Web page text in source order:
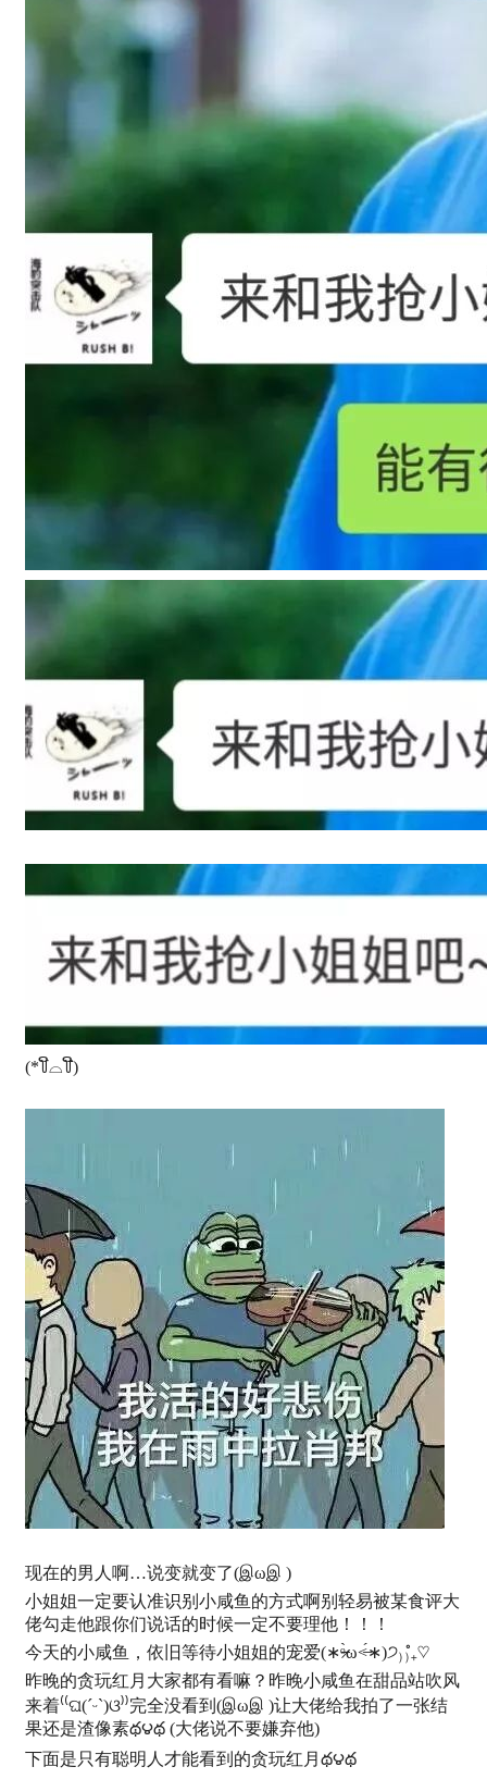
(*꒦ິ⌓꒦ີ)
现在的男人啊…说变就变了(இωஇ )
小姐姐一定要认准识别小咸鱼的方式啊别轻易被某食评大
佬勾走他跟你们说话的时候一定不要理他！！！
今天的小咸鱼，依旧等待小姐姐的宠爱(∗ᵒ̶̶̷̀ω˂̶́∗)੭₎₎̊₊♡
昨晚的贪玩红月大家都有看嘛？昨晚小咸鱼在甜品站吹风
来着⁽⁽ଘ(ˊᵕˋ)ଓ⁾⁾完全没看到(இωஇ )让大佬给我拍了一张结
果还是渣像素థ౪థ (大佬说不要嫌弃他)
下面是只有聪明人才能看到的贪玩红月థ౪థ